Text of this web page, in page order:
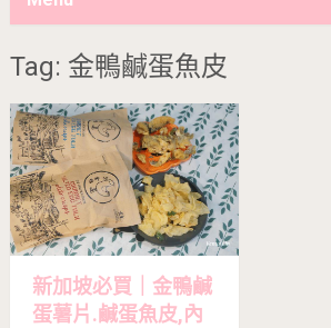
Tag: 金鴨鹹蛋魚皮
新加坡必買｜金鴨鹹
蛋薯片.鹹蛋魚皮,內